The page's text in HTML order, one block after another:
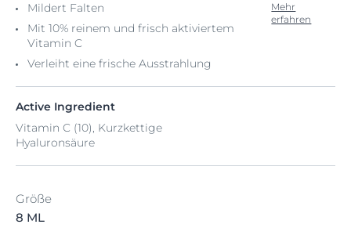
Mildert Falten
Mit 10% reinem und frisch aktiviertem
Vitamin C
Verleiht eine frische Ausstrahlung
Mehr
erfahren
Active Ingredient
Vitamin C (10), Kurzkettige
Hyaluronsäure
Größe
8 ML